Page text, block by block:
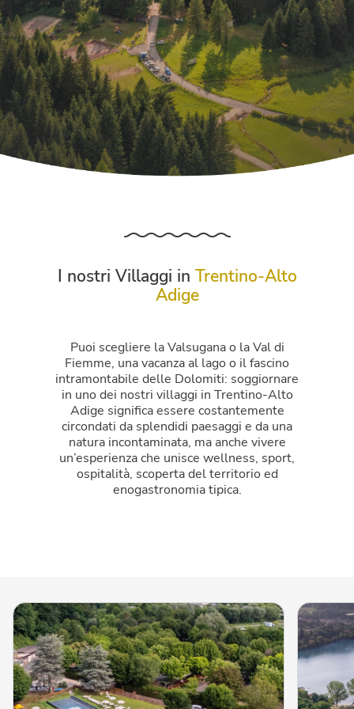
I nostri Villaggi in Trentino-Alto
Adige
Puoi scegliere la Valsugana o la Val di
Fiemme, una vacanza al lago o il fascino
intramontabile delle Dolomiti: soggiornare
in uno dei nostri villaggi in Trentino-Alto
Adige significa essere costantemente
circondati da splendidi paesaggi e da una
natura incontaminata, ma anche vivere
un’esperienza che unisce wellness, sport,
ospitalità, scoperta del territorio ed
enogastronomia tipica.